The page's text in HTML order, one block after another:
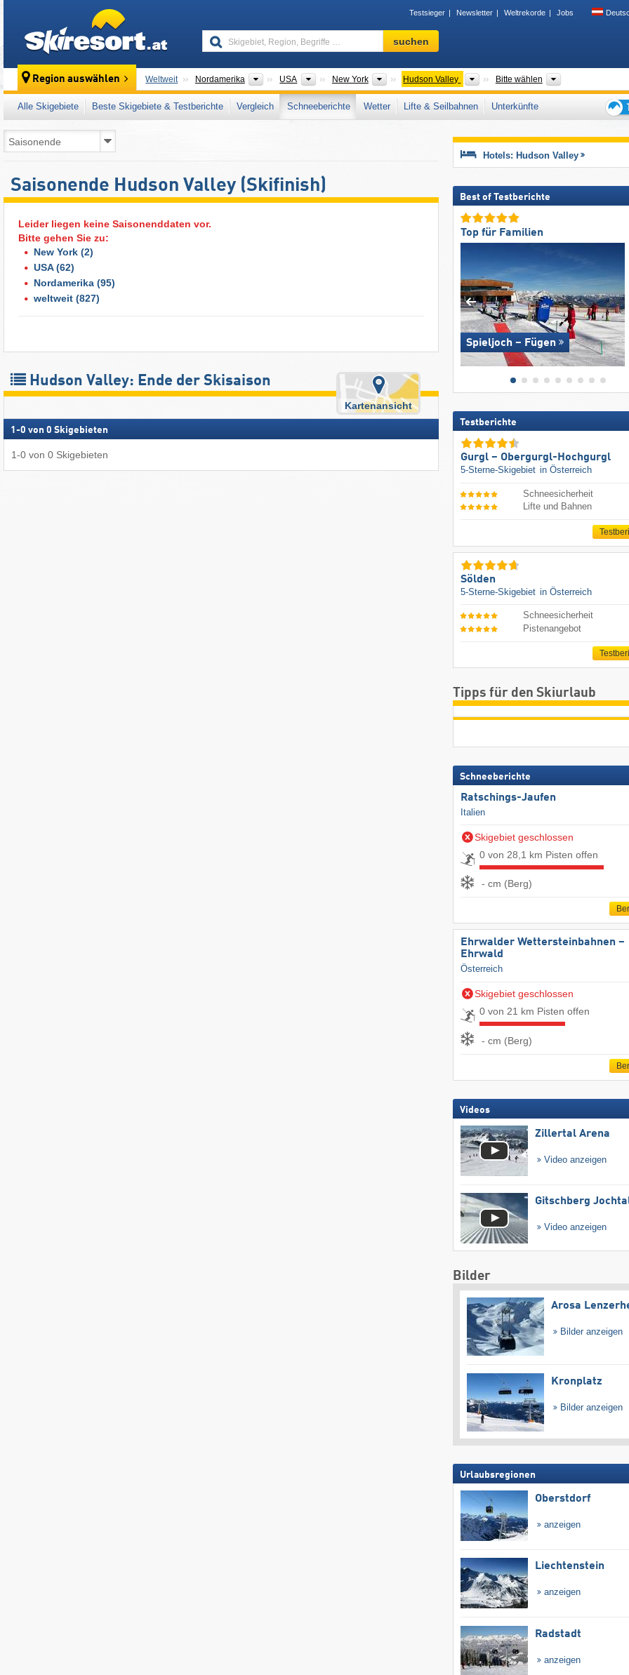
Testsieger Newsletter Weltrekorde Jobs
Skigebiet,
Region,
…
suchen
Region auswählen Weltweit Nordamerika Kontinente
USA LänderNew York Bundesstaaten
Hudson Valley Tourismusregionen
Bitte wählen
Alle Skigebiete Beste Skigebiete & Testberichte Vergleich Schneeberichte Wetter Lifte & Seilbahnen
Unterkünfte
für
Saisonende Hudson Valley (Skifinish)
Leider liegen keine Saisonenddaten vor.
Bitte gehen Sie zu:
New York (2)
USA(62)
Nordamerika (95)
weltweit (827)
Hudson Valley: Ende der Skisaison
Kartenansicht
1 -0 von 0 Skigebieten
1-0 von 0 Skigebieten
Hotels: Hudson Valley
Best of Testberichte
Top für Familien
Spieljoch – Fügen
Testberichte
Gurgl – Obergurgl-Hochgurgl
5-Sterne-Skigebiet in Österreich
Schneesicherheit
Lifte und Bahnen
Sölden
5-Sterne-Skigebiet in Österreich
Schneesicherheit
Pistenangebot
Tipps für den Skiurlaub
Schneeberichte
Ratschings-Jaufen
Italien
Skigebiet geschlossen
0 von 28,1 km Pisten offen
- cm (Berg)
Ehrwalder Wettersteinbahnen –
Ehrwald
Österreich
Skigebiet geschlossen
0 von 21 km Pisten offen
- cm (Berg)
Videos
Zillertal Arena
Video anzeigen
Gitschberg
Video anzeigen
Bilder
Arosa
Bilder anzeigen
Kronplatz
Bilder anzeigen
Urlaubsregionen
Oberstdorf
anzeigen
Liechtenstein
anzeigen
Radstadt
anzeigen